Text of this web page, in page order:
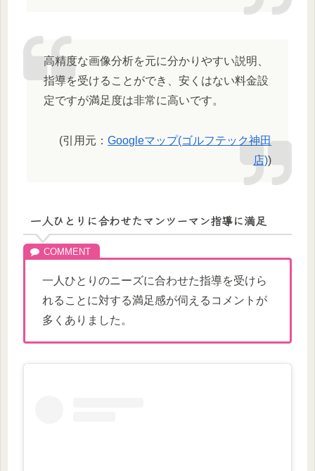
高精度な画像分析を元に分かりやすい説明、
指導を受けることができ、安くはない料金設
定ですが満足度は非常に高いです。
(引用元：Googleマップ(ゴルフテック神田
店))
一人ひとりに合わせたマンツーマン指導に満足
一人ひとりのニーズに合わせた指導を受けら
れることに対する満足感が伺えるコメントが
多くありました。